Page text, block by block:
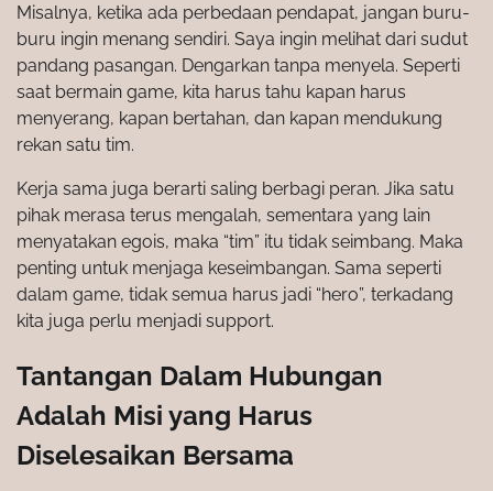
Misalnya, ketika ada perbedaan pendapat, jangan buru-
buru ingin menang sendiri. Saya ingin melihat dari sudut
pandang pasangan. Dengarkan tanpa menyela. Seperti
saat bermain game, kita harus tahu kapan harus
menyerang, kapan bertahan, dan kapan mendukung
rekan satu tim.
Kerja sama juga berarti saling berbagi peran. Jika satu
pihak merasa terus mengalah, sementara yang lain
menyatakan egois, maka “tim” itu tidak seimbang. Maka
penting untuk menjaga keseimbangan. Sama seperti
dalam game, tidak semua harus jadi “hero”, terkadang
kita juga perlu menjadi support.
Tantangan Dalam Hubungan
Adalah Misi yang Harus
Diselesaikan Bersama